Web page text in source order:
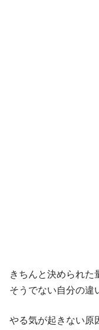
きちんと決められた
そうでない自分の違
やる気が起きない原